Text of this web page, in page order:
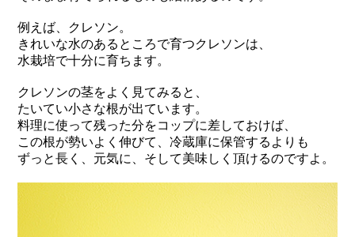
例えば、クレソン。
きれいな水のあるところで育つクレソンは、
水栽培で十分に育ちます。
クレソンの茎をよく見てみると、
たいてい小さな根が出ています。
料理に使って残った分をコップに差しておけば、
この根が勢いよく伸びて、冷蔵庫に保管するよりも
ずっと長く、元気に、そして美味しく頂けるのですよ。